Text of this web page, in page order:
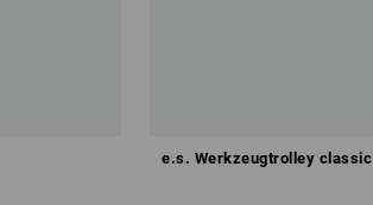
e.s. Werkzeugtrolley classic